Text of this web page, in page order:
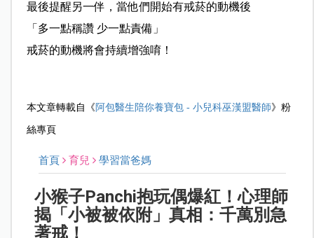
最後提醒另一伴，當他們開始有戒菸的動機後
「多一點稱讚 少一點責備」
戒菸的動機將會持續增強唷！
本文章轉載自《 阿包醫生陪你養寶包 - 小兒科巫漢盟醫師》粉
絲專頁
首頁 育兒 學習當爸媽
小猴子Panchi抱玩偶爆紅！心理師
揭「小被被依附」真相：千萬別急
著戒！